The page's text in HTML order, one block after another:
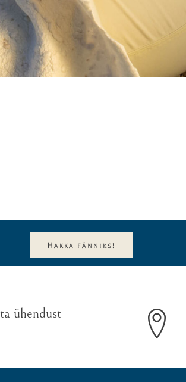
Hakka fänniks!
ühendust